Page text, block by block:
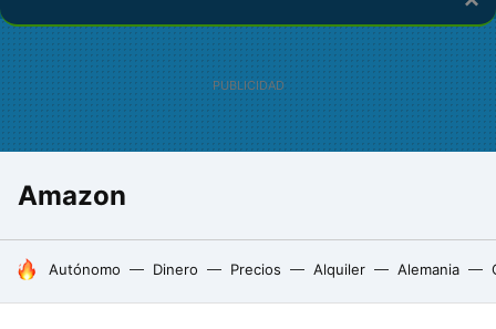
Amazon
HOY SE HABLA DE
Autónomo Dinero Precios Alquiler Alemania